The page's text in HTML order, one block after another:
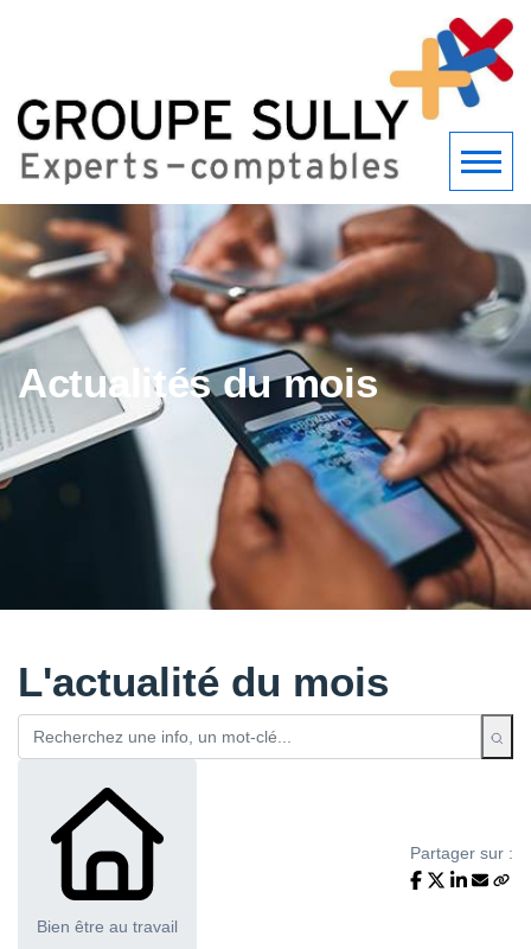
Actualités du mois
L'actualité du mois
Bien être au travail
Partager sur :